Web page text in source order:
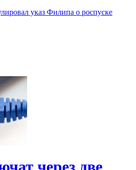
указ Филипа о роспуске